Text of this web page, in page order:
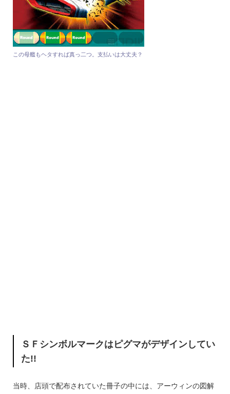
この母艦もヘタすれば真っ二つ。支払いは大丈夫？
ＳＦシンボルマークはピグマがデザインしてい
た!!
当時、店頭で配布されていた冊子の中には、アーウィンの図解